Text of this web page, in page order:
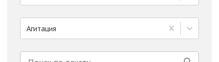
Агитация